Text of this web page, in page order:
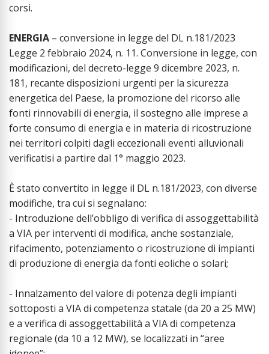
corsi.
ENERGIA – conversione in legge del DL n.181/2023
Legge 2 febbraio 2024, n. 11. Conversione in legge, con
modificazioni, del decreto-legge 9 dicembre 2023, n.
181, recante disposizioni urgenti per la sicurezza
energetica del Paese, la promozione del ricorso alle
fonti rinnovabili di energia, il sostegno alle imprese a
forte consumo di energia e in materia di ricostruzione
nei territori colpiti dagli eccezionali eventi alluvionali
verificatisi a partire dal 1° maggio 2023.
È stato convertito in legge il DL n.181/2023, con diverse
modifiche, tra cui si segnalano:
- Introduzione dell’obbligo di verifica di assoggettabilità
a VIA per interventi di modifica, anche sostanziale,
rifacimento, potenziamento o ricostruzione di impianti
di produzione di energia da fonti eoliche o solari;
- Innalzamento del valore di potenza degli impianti
sottoposti a VIA di competenza statale (da 20 a 25 MW)
e a verifica di assoggettabilità a VIA di competenza
regionale (da 10 a 12 MW), se localizzati in “aree